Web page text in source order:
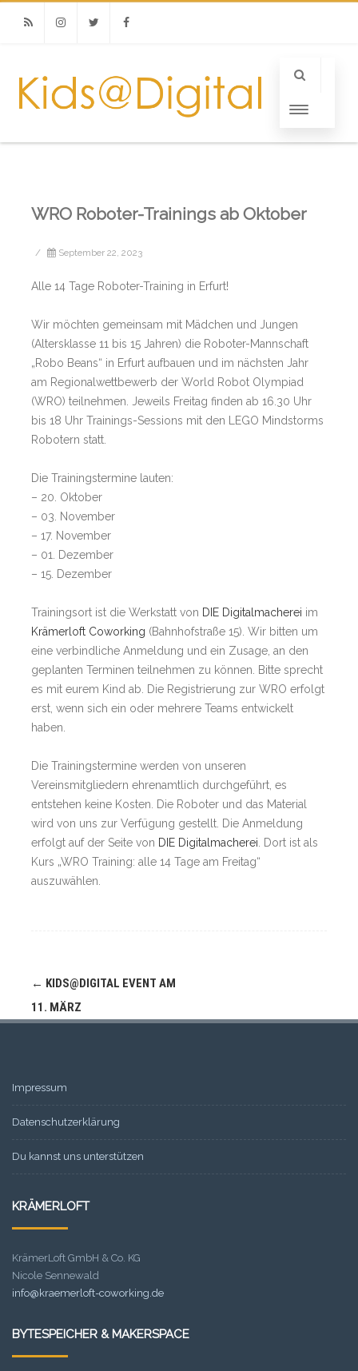
WRO Roboter-Trainings ab Oktober
/ September 22, 2023
Alle 14 Tage Roboter-Training in Erfurt!
Wir möchten gemeinsam mit Mädchen und Jungen
(Altersklasse 11 bis 15 Jahren) die Roboter-Mannschaft
„Robo Beans“ in Erfurt aufbauen und im nächsten Jahr
am Regionalwettbewerb der World Robot Olympiad
(WRO) teilnehmen. Jeweils Freitag finden ab 16.30 Uhr
bis 18 Uhr Trainings-Sessions mit den LEGO Mindstorms
Robotern statt.
Die Trainingstermine lauten:
– 20. Oktober
– 03. November
– 17. November
– 01. Dezember
– 15. Dezember
Trainingsort ist die Werkstatt von DIE Digitalmacherei im
Krämerloft Coworking (Bahnhofstraße 15). Wir bitten um
eine verbindliche Anmeldung und ein Zusage, an den
geplanten Terminen teilnehmen zu können. Bitte sprecht
es mit eurem Kind ab. Die Registrierung zur WRO erfolgt
erst, wenn sich ein oder mehrere Teams entwickelt
haben.
Die Trainingstermine werden von unseren
Vereinsmitgliedern ehrenamtlich durchgeführt, es
entstehen keine Kosten. Die Roboter und das Material
wird von uns zur Verfügung gestellt. Die Anmeldung
erfolgt auf der Seite von DIE Digitalmacherei . Dort ist als
Kurs „WRO Training: alle 14 Tage am Freitag“
auszuwählen.
Navigation
(Beiträge)
← KIDS@DIGITAL EVENT AM
11. MÄRZ
Impressum
Datenschutzerklärung
Du kannst uns unterstützen
KRÄMERLOFT
KrämerLoft GmbH & Co. KG
Nicole Sennewald
info@kraemerloft-coworking.de
BYTESPEICHER & MAKERSPACE